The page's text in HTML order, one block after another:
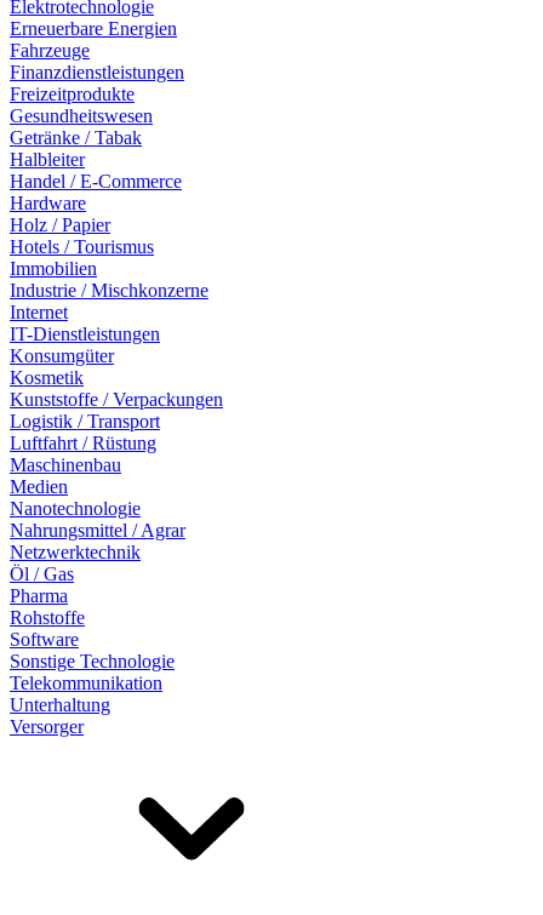
Elektrotechnologie
Erneuerbare Energien
Fahrzeuge
Finanzdienstleistungen
Freizeitprodukte
Gesundheitswesen
Getränke / Tabak
Halbleiter
Handel / E-Commerce
Hardware
Holz / Papier
Hotels / Tourismus
Immobilien
Industrie / Mischkonzerne
Internet
IT-Dienstleistungen
Konsumgüter
Kosmetik
Kunststoffe / Verpackungen
Logistik / Transport
Luftfahrt / Rüstung
Maschinenbau
Medien
Nanotechnologie
Nahrungsmittel / Agrar
Netzwerktechnik
Öl / Gas
Pharma
Rohstoffe
Software
Sonstige Technologie
Telekommunikation
Unterhaltung
Versorger